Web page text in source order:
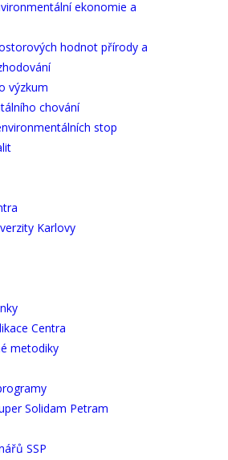
ekonomie a
hodnot přírody a
výzkum
chování
stop
Karlovy
Centra
metodiky
Solidam Petram
SSP